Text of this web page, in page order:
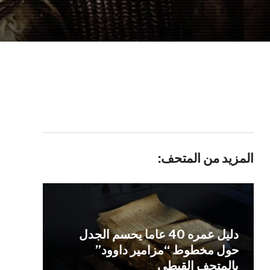
المزيد من المتحف:
دليل عمره 40 عاما يحسم الجدل
حول مخطوط “مزامير داوود”
بالمتحف القبطي